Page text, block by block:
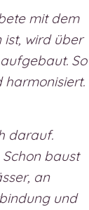
mit dem
ist, wird über
So
harmonisiert.
darauf.
baust
an
und